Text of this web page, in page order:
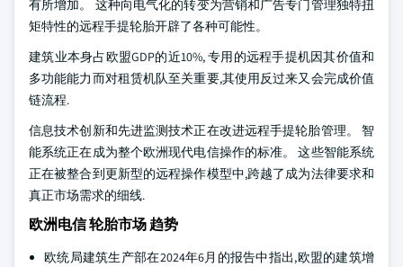
有所增加。 这种向电气化的转变为营销和广告专门管理独特扭
矩特性的远程手提轮胎开辟了各种可能性。
建筑业本身占欧盟GDP的近10%, 专用的远程手提机因其价值和
多功能能力而对租赁机队至关重要,其使用反过来又会完成价值
链流程.
信息技术创新和先进监测技术正在改进远程手提轮胎管理。 智
能系统正在成为整个欧洲现代电信操作的标准。 这些智能系统
正在被整合到更新型的远程操作模型中,跨越了成为法律要求和
真正市场需求的细线.
欧洲电信 轮胎市场 趋势
欧统局建筑生产部在2024年6月的报告中指出,欧盟的建筑增